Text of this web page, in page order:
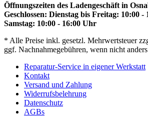
Öffnungszeiten des Ladengeschäft in
Geschlossen: Dienstag bis Freitag: 10:00
Samstag: 10:00 - 16:00 Uhr
* Alle Preise inkl. gesetzl. Mehrwertsteuer
ggf. Nachnahmegebühren, wenn nicht
Reparatur-Service in eigener Werkstatt
Kontakt
Versand und Zahlung
Widerrufsbelehrung
Datenschutz
AGBs